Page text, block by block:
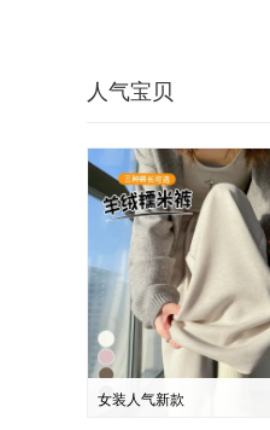
人气宝贝
女装人气新款